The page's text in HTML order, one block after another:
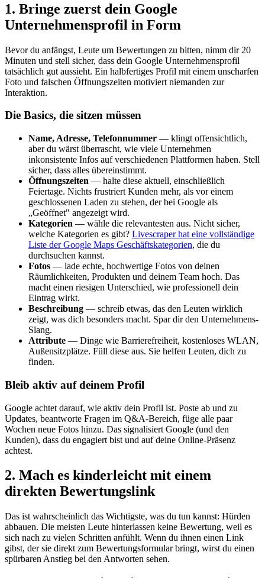
1. Bringe zuerst dein Google
Unternehmensprofil in Form
Bevor du anfängst, Leute um Bewertungen zu bitten, nimm dir 20
Minuten und stell sicher, dass dein Google Unternehmensprofil
tatsächlich gut aussieht. Ein halbfertiges Profil mit einem unscharfen
Foto und falschen Öffnungszeiten motiviert niemanden zur
Interaktion.
Die Basics, die sitzen müssen
Name, Adresse, Telefonnummer — klingt offensichtlich,
aber du wärst überrascht, wie viele Unternehmen
inkonsistente Infos auf verschiedenen Plattformen haben. Stell
sicher, dass alles übereinstimmt.
Öffnungszeiten — halte diese aktuell, einschließlich
Feiertage. Nichts frustriert Kunden mehr, als vor einem
geschlossenen Laden zu stehen, der bei Google als
„Geöffnet" angezeigt wird.
Kategorien — wähle die relevantesten aus. Nicht sicher,
welche Kategorien es gibt? Livescraper hat eine vollständige
Liste der Google Maps Geschäftskategorien, die du
durchsuchen kannst.
Fotos — lade echte, hochwertige Fotos von deinen
Räumlichkeiten, Produkten und deinem Team hoch. Das
macht einen riesigen Unterschied, wie professionell dein
Eintrag wirkt.
Beschreibung — schreib etwas, das den Leuten wirklich
zeigt, was dich besonders macht. Spar dir den Unternehmens-
Slang.
Attribute — Dinge wie Barrierefreiheit, kostenloses WLAN,
Außensitzplätze. Füll diese aus. Sie helfen Leuten, dich zu
finden.
Bleib aktiv auf deinem Profil
Google achtet darauf, wie aktiv dein Profil ist. Poste ab und zu
Updates, beantworte Fragen im Q&A-Bereich, füge alle paar
Wochen neue Fotos hinzu. Das signalisiert Google (und den
Kunden), dass du engagiert bist und auf deine Online-Präsenz
achtest.
2. Mach es kinderleicht mit einem
direkten Bewertungslink
Das ist wahrscheinlich das Wichtigste, was du tun kannst: Hürden
abbauen. Die meisten Leute hinterlassen keine Bewertung, weil es
sich nach zu vielen Schritten anfühlt. Wenn du ihnen einen Link
gibst, der sie direkt zum Bewertungsformular bringt, wirst du einen
spürbaren Anstieg bei den Antworten sehen.